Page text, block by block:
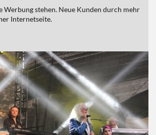
Werbung stehen. Neue Kunden durch mehr
Internetseite.